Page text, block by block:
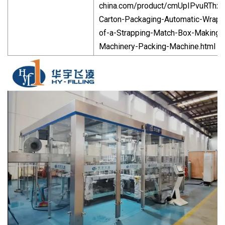
china.com/product/cmUpIPvuRThx/
Carton-Packaging-Automatic-
of-a-Strapping-Match-Box-Making-
Machinery-Packing-Machine.html